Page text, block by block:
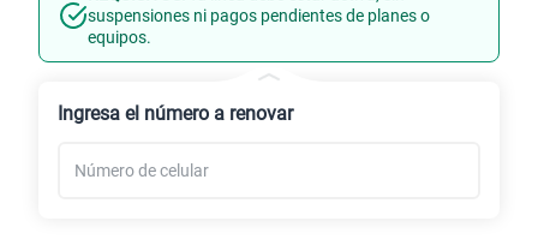
Línea Nueva Portabilidad
suspensiones ni pagos pendientes de planes o
equipos.
Ingresa el número a renovar